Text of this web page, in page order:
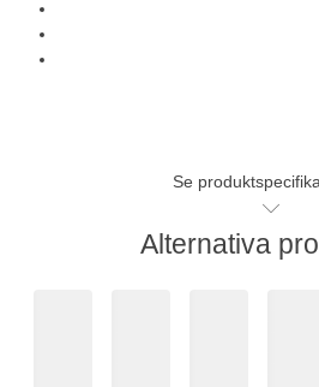
Se
Alternativa